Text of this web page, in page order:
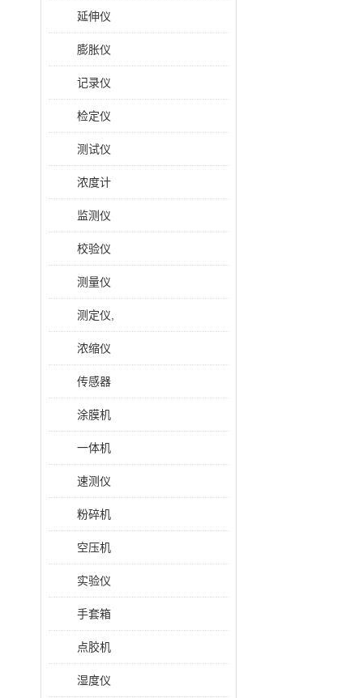
延伸仪
膨胀仪
记录仪
检定仪
测试仪
浓度计
监测仪
校验仪
测量仪
测定仪,
浓缩仪
传感器
涂膜机
一体机
速测仪
粉碎机
空压机
实验仪
手套箱
点胶机
湿度仪